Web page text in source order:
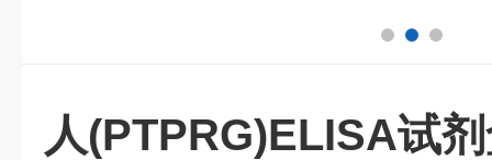
人(PTPRG)ELISA试